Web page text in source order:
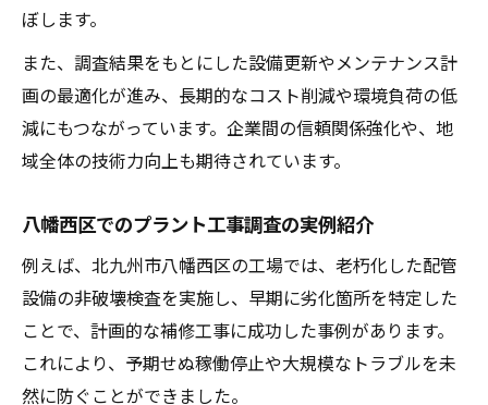
ぼします。
また、調査結果をもとにした設備更新やメンテナンス計
画の最適化が進み、長期的なコスト削減や環境負荷の低
減にもつながっています。企業間の信頼関係強化や、地
域全体の技術力向上も期待されています。
八幡西区でのプラント工事調査の実例紹介
例えば、北九州市八幡西区の工場では、老朽化した配管
設備の非破壊検査を実施し、早期に劣化箇所を特定した
ことで、計画的な補修工事に成功した事例があります。
これにより、予期せぬ稼働停止や大規模なトラブルを未
然に防ぐことができました。